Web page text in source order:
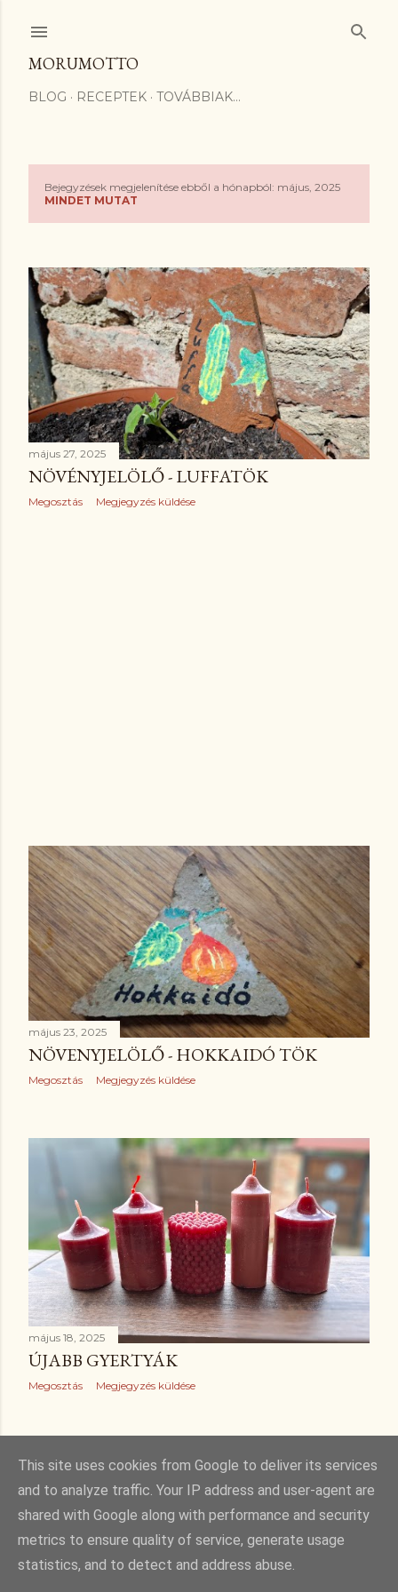
MORUMOTTO
BLOG RECEPTEK TOVÁBBIAK…
j
e
g
y
z
é
s
e
Bejegyzések megjelenítése ebből a hónapból: május, 2025
MINDET MUTAT
május 27, 2025
NÖVÉNYJELÖLŐ - LUFFATÖK
Megosztás Megjegyzés küldése
május 23, 2025
NÖVENYJELÖLŐ - HOKKAIDÓ TÖK
Megosztás Megjegyzés küldése
május 18, 2025
ÚJABB GYERTYÁK
Megosztás Megjegyzés küldése
RÉGEBBI BEJEGYZÉSEK
Üzemeltető: Blogger
This site uses cookies from Google to deliver its services
and to analyze traffic. Your IP address and user-agent are
shared with Google along with performance and security
metrics to ensure quality of service, generate usage
statistics, and to detect and address abuse.